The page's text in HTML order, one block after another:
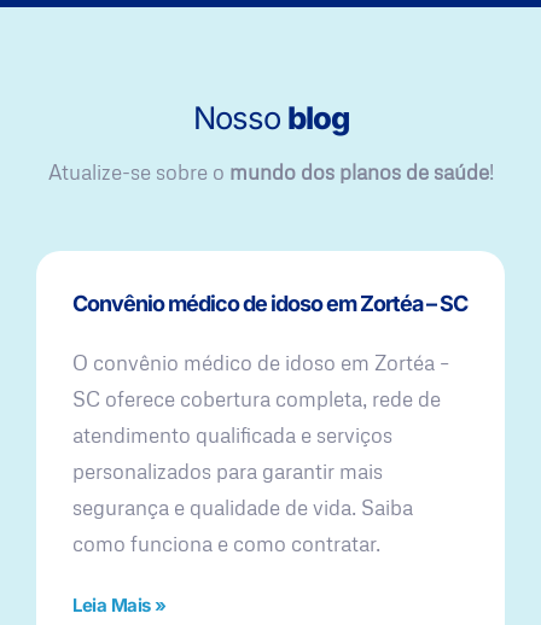
Nosso blog
Atualize-se sobre o mundo dos planos de saúde!
Convênio médico de idoso em Zortéa – SC
O convênio médico de idoso em Zortéa –
SC oferece cobertura completa, rede de
atendimento qualificada e serviços
personalizados para garantir mais
segurança e qualidade de vida. Saiba
como funciona e como contratar.
Leia Mais »